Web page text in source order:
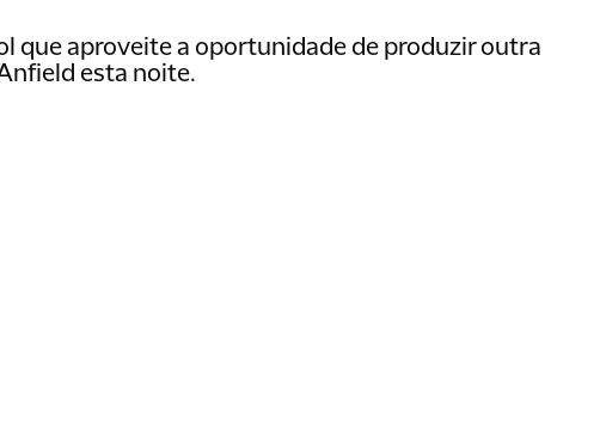
que aproveite a oportunidade de produzir outra
esta noite.